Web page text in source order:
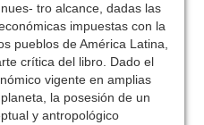
tro alcance, dadas las
impuestas con la
pueblos de América Latina,
crítica del libro. Dado el
vigente en amplias
la posesión de un
y antropológico